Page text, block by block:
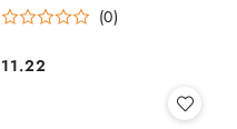
(0)
Cena:
11.22